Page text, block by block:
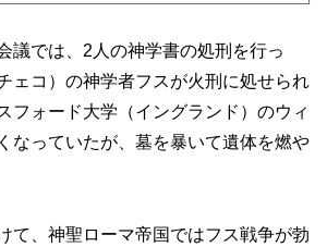
議では、2人の神学書の処刑を行っ
ェコ）の神学者フスが火刑に処せられ
フォード大学（イングランド）のウィ
なっていたが、墓を暴いて遺体を燃や
て、神聖ローマ帝国ではフス戦争が勃